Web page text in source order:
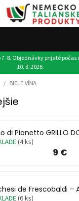
8. Objednávky prijaté počas
10. 8. 2026.
/ BIELE VÍNA
di Pianetto GRILLO
(4 ks)
9 €
de Frescobaldi –
(6 ks)